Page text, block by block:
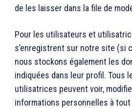
de les laisser dans la file de
Pour les utilisateurs et
s’enregistrent sur notre site (si
nous stockons également les
indiquées dans leur profil. Tous
utilisatrices peuvent voir,
informations personnelles à tout